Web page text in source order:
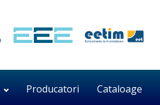
Producatori Cataloage